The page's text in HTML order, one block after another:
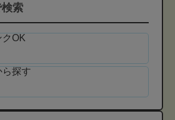
索
クOK
探す